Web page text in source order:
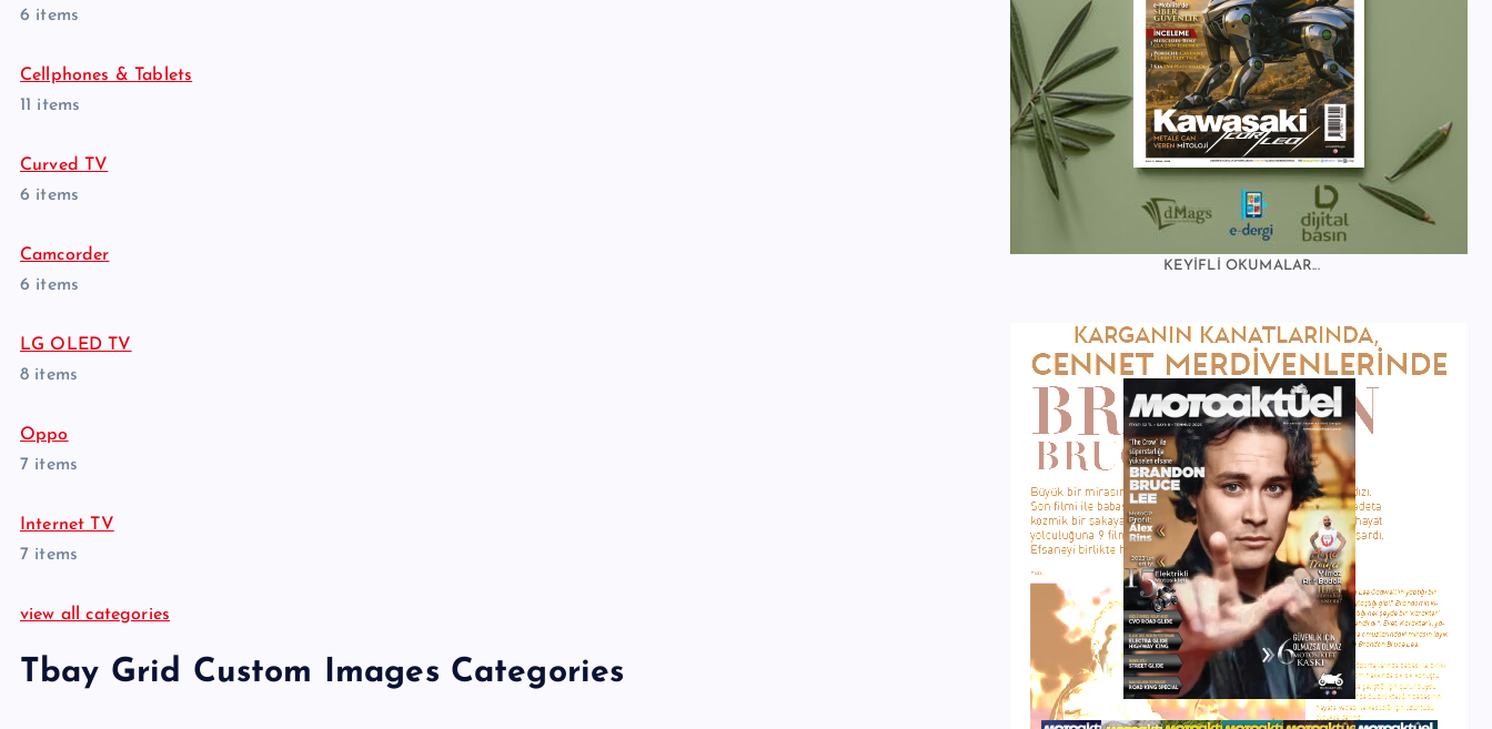
6 items
Cellphones & Tablets
11 items
Curved TV
6 items
Camcorder
6 items
LG OLED TV
8 items
Oppo
7 items
Internet TV
7 items
view all categories
Tbay Grid Custom Images Categories
KEYİFLİ OKUMALAR...